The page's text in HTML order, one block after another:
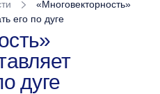
«Многовекторность»
его по дуге
дуге